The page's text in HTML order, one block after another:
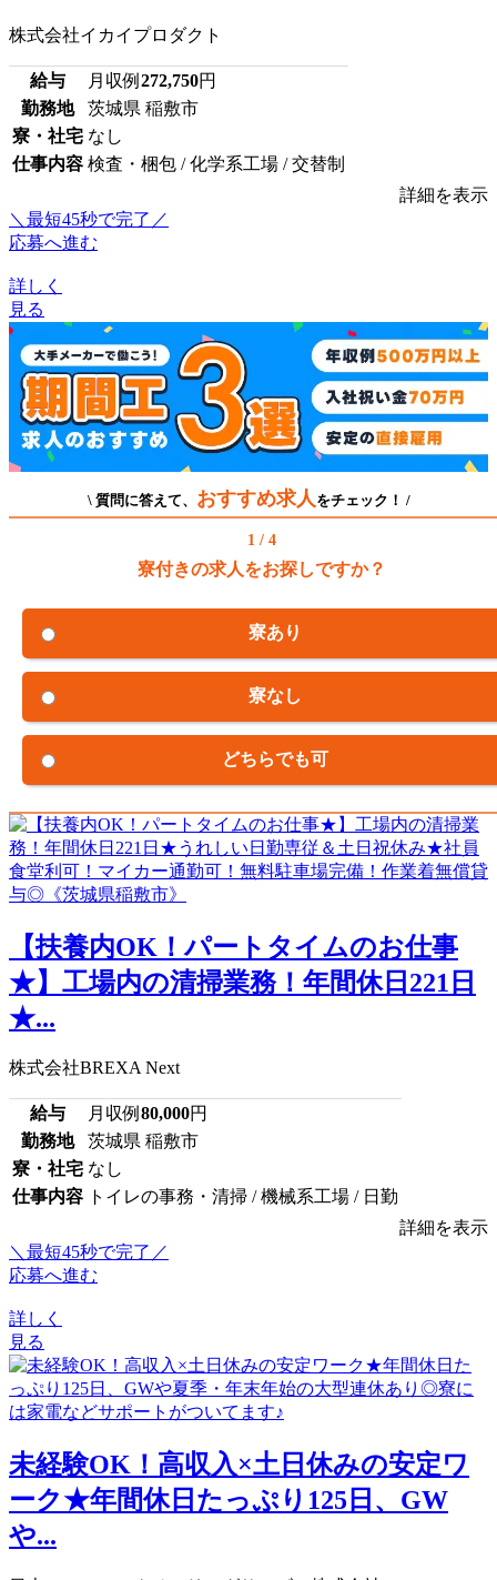
株式会社イカイプロダクト
給与 月収例 272,750円
勤務地
茨城県 稲敷市
寮・社宅 なし
仕事内容 検査・梱包 / 化学系工場 / 交替制
詳細を表示
＼最短45秒で完了／
応募へ進む
詳しく
見る
\ 質問に答えて、 おすすめ求人 をチェック！ /
1 / 4
寮付きの求人をお探しですか？
寮あり
寮なし
どちらでも可
【扶養内OK！パートタイムのお仕事
★】工場内の清掃業務！年間休日221日
★...
株式会社BREXA Next
給与 月収例 80,000円
勤務地
茨城県 稲敷市
寮・社宅 なし
仕事内容
トイレの事務・清掃 / 機械系工場 / 日勤
詳細を表示
＼最短45秒で完了／
応募へ進む
詳しく
見る
未経験OK！高収入×土日休みの安定ワ
ーク★年間休日たっぷり125日、GW
や...